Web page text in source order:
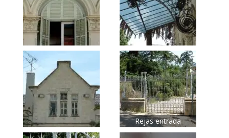
Rejas entrada